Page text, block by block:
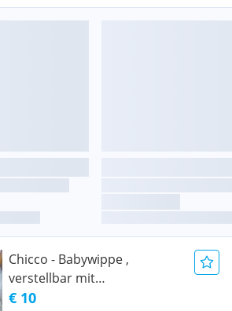
Chicco - Babywippe ,
verstellbar mit
Vibrationsgerät zum
€ 10